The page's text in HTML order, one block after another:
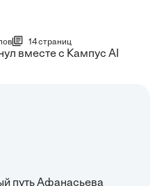
14 страниц
вместе с Кампус AI
путь Афанасьева